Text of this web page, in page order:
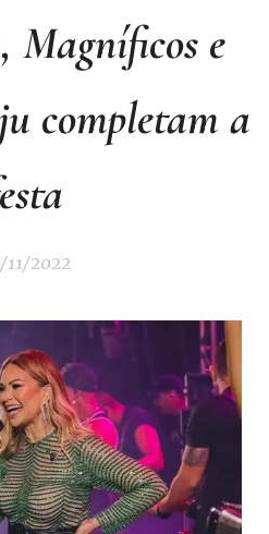
Magníficos e
completam a
11/2022